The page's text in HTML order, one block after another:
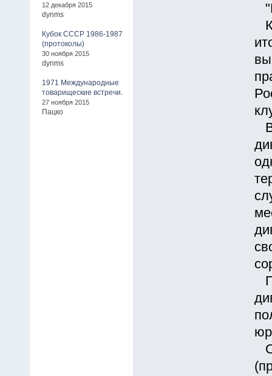
12 декабря 2015
dynms
Кубок СССР 1986-1987
(протоколы)
30 ноября 2015
dynms
1971 Международные
товарищеские встречи.
27 ноября 2015
Пацко